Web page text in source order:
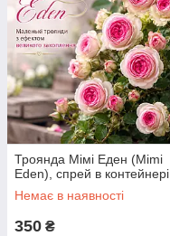
Троянда Мімі Еден (Mimi
Eden), спрей в контейнері
Немає в наявності
350 ₴